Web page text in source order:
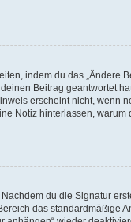
indem du das „Ändere
Beitrag geantwortet
erscheint nicht, wenn
Notiz hinterlassen,
du die Signatur
das standardmäßige